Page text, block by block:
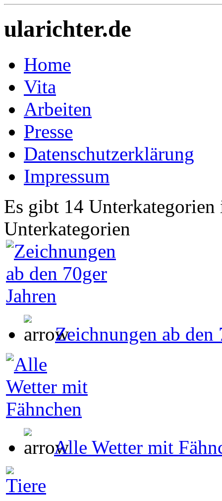
ularichter.de
Home
Vita
Arbeiten
Presse
Datenschutzerklärung
Impressum
Es gibt 14
Unterkategorien
Zeichnungen ab den
Alle Wetter mit